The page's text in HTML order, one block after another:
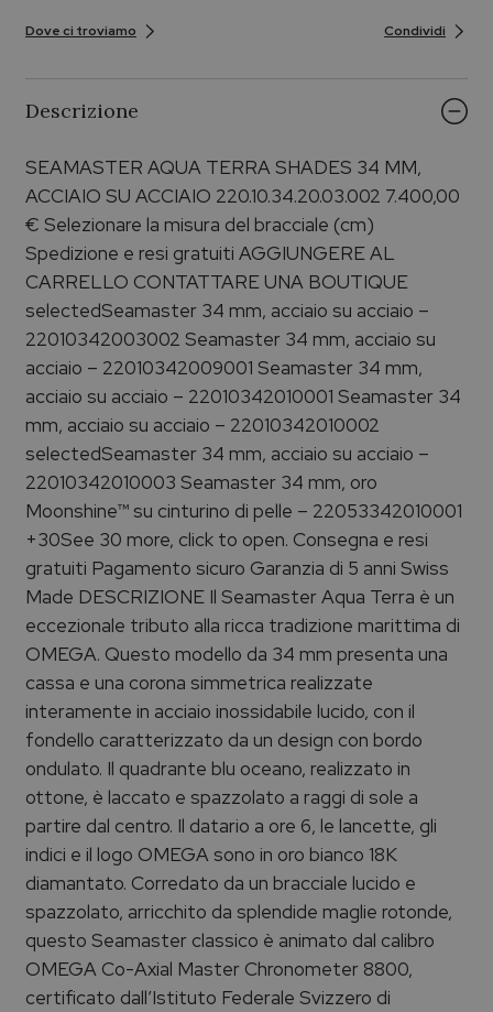
Dove ci troviamo Condividi
Descrizione
SEAMASTER AQUA TERRA SHADES 34 MM,
ACCIAIO SU ACCIAIO 220.10.34.20.03.002 7.400,00
€ Selezionare la misura del bracciale (cm)
Spedizione e resi gratuiti AGGIUNGERE AL
CARRELLO CONTATTARE UNA BOUTIQUE
selectedSeamaster 34 mm, acciaio su acciaio –
22010342003002 Seamaster 34 mm, acciaio su
acciaio – 22010342009001 Seamaster 34 mm,
acciaio su acciaio – 22010342010001 Seamaster 34
mm, acciaio su acciaio – 22010342010002
selectedSeamaster 34 mm, acciaio su acciaio –
22010342010003 Seamaster 34 mm, oro
Moonshine™ su cinturino di pelle – 22053342010001
+30See 30 more, click to open. Consegna e resi
gratuiti Pagamento sicuro Garanzia di 5 anni Swiss
Made DESCRIZIONE Il Seamaster Aqua Terra è un
eccezionale tributo alla ricca tradizione marittima di
OMEGA. Questo modello da 34 mm presenta una
cassa e una corona simmetrica realizzate
interamente in acciaio inossidabile lucido, con il
fondello caratterizzato da un design con bordo
ondulato. Il quadrante blu oceano, realizzato in
ottone, è laccato e spazzolato a raggi di sole a
partire dal centro. Il datario a ore 6, le lancette, gli
indici e il logo OMEGA sono in oro bianco 18K
diamantato. Corredato da un bracciale lucido e
spazzolato, arricchito da splendide maglie rotonde,
questo Seamaster classico è animato dal calibro
OMEGA Co-Axial Master Chronometer 8800,
certificato dall’Istituto Federale Svizzero di